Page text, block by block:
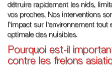
détruire rapidement les nids,
vos proches. Nos interventions
l'impact sur l'environnement tout
optimale des nuisibles.
Pourquoi est-il
contre les frelons